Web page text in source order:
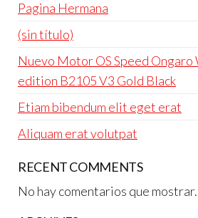
Pagina Hermana
(sin título)
Nuevo Motor OS Speed
edition B2105 V3 Gold Black
Etiam bibendum elit eget erat
Aliquam erat volutpat
RECENT COMMENTS
No hay comentarios que mostrar.